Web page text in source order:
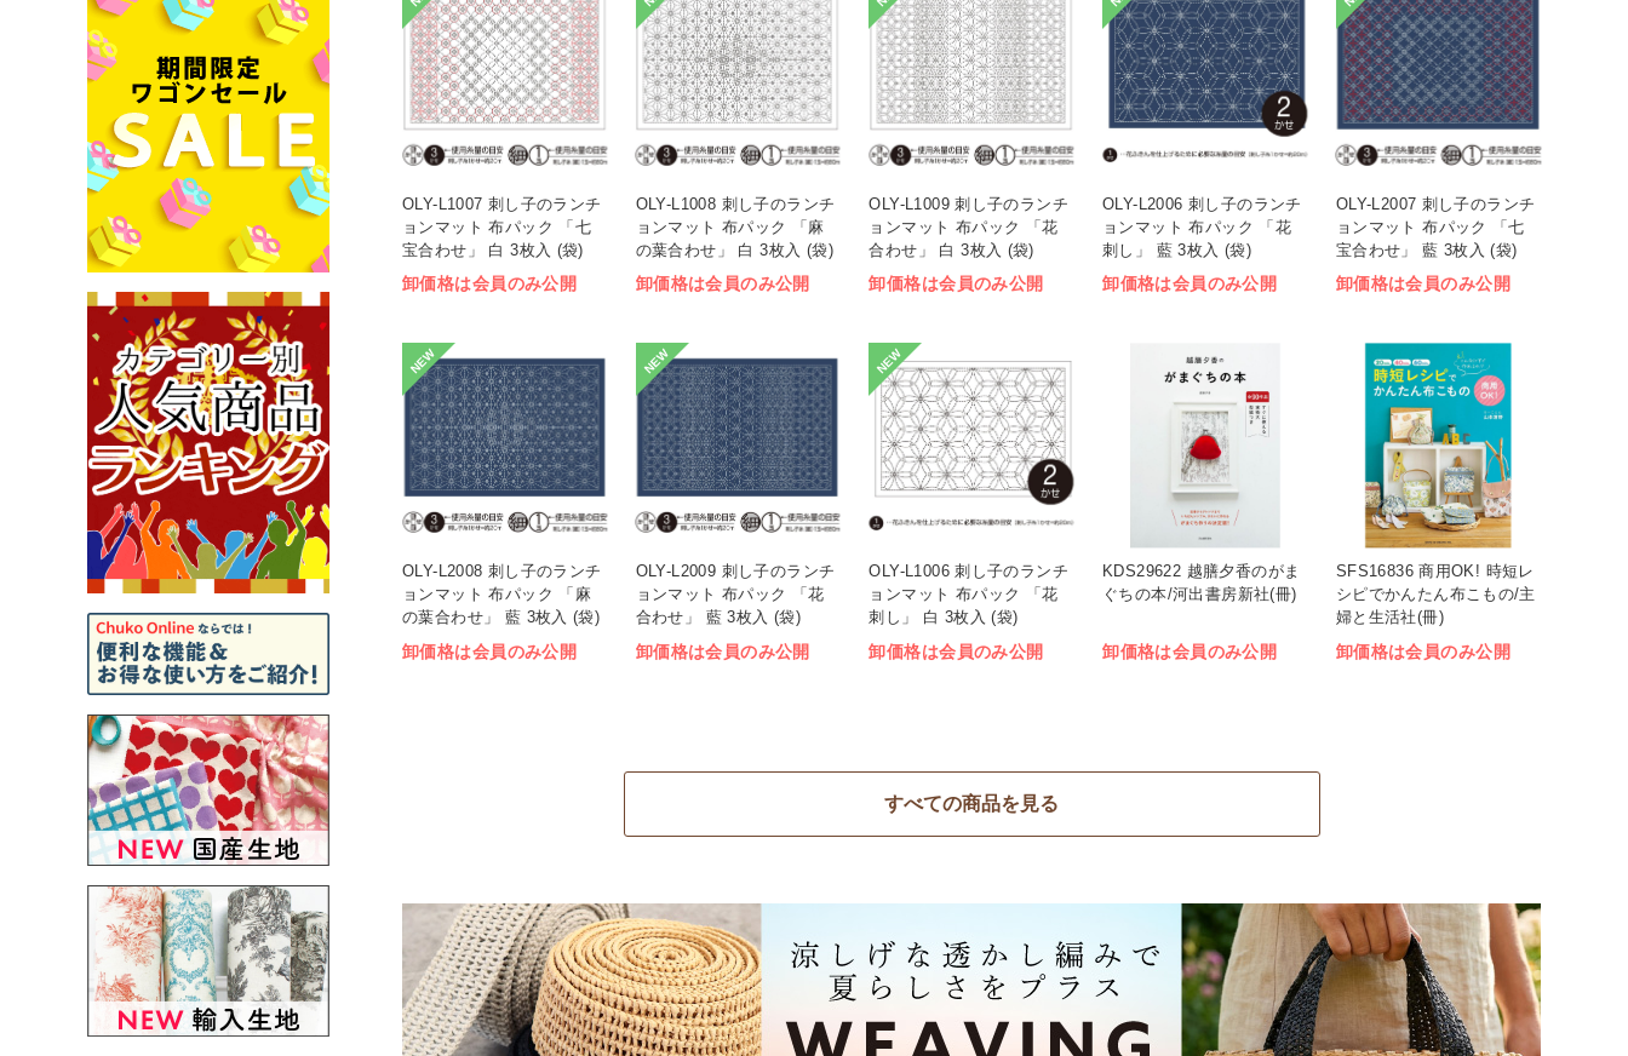
OLY-L1007 刺し子のランチ
ョンマット 布パック 「七
宝合わせ」 白 3枚入 (袋)
卸価格は会員のみ公開
OLY-L1008 刺し子のランチ
ョンマット 布パック 「麻
の葉合わせ」 白 3枚入 (袋)
卸価格は会員のみ公開
OLY-L1009 刺し子のランチ
ョンマット 布パック 「花
合わせ」 白 3枚入 (袋)
卸価格は会員のみ公開
OLY-L2006 刺し子のランチ
ョンマット 布パック 「花
刺し」 藍 3枚入 (袋)
卸価格は会員のみ公開
OLY-L2007 刺し子のランチ
ョンマット 布パック 「七
宝合わせ」 藍 3枚入 (袋)
卸価格は会員のみ公開
NEW
OLY-L2008 刺し子のランチ
ョンマット 布パック 「麻
の葉合わせ」 藍 3枚入 (袋)
卸価格は会員のみ公開
NEW
OLY-L2009 刺し子のランチ
ョンマット 布パック 「花
合わせ」 藍 3枚入 (袋)
卸価格は会員のみ公開
NEW
OLY-L1006 刺し子のランチ
ョンマット 布パック 「花
刺し」 白 3枚入 (袋)
卸価格は会員のみ公開
KDS29622 越膳夕香のがま
ぐちの本/河出書房新社(冊)
卸価格は会員のみ公開
SFS16836 商用OK! 時短レ
シピでかんたん布こもの/主
婦と生活社(冊)
卸価格は会員のみ公開
すべての商品を見る